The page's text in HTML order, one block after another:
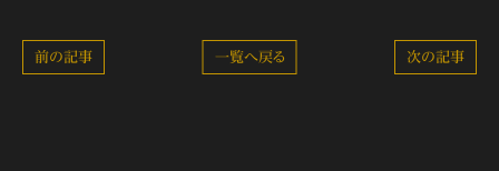
次の記事
一覧へ戻る
前の記事